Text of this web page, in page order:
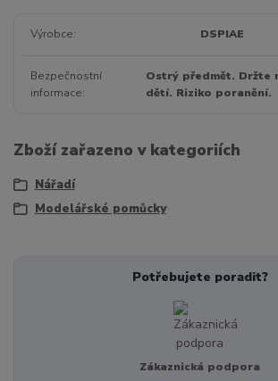
Výrobce DSPIAE
Bezpečnostní
informace
Ostrý předmět. Držte
dětí. Riziko poranění.
Zboží zařazeno v kategoriích
Nářadí
Modelářské pomůcky
Potřebujete poradit?
Zákaznická podpora